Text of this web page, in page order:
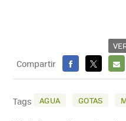
Compartir
FACEBOOK
X
E-
Tags AGUA GOTAS